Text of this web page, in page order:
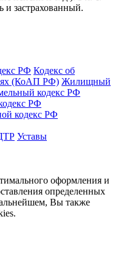
и застрахованный.
РФ Кодекс об
(КоАП РФ) Жилищный
кодекс РФ
РФ
кодекс РФ
Уставы
оформления и
определенных
Вы также